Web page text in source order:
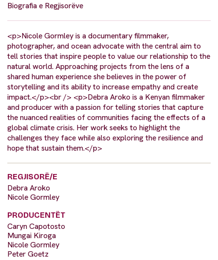
Biografia e Regjisorëve
<p>Nicole Gormley is a documentary filmmaker,
photographer, and ocean advocate with the central aim to
tell stories that inspire people to value our relationship to the
natural world. Approaching projects from the lens of a
shared human experience she believes in the power of
storytelling and its ability to increase empathy and create
impact.</p><br /> <p>Debra Aroko is a Kenyan filmmaker
and producer with a passion for telling stories that capture
the nuanced realities of communities facing the effects of a
global climate crisis. Her work seeks to highlight the
challenges they face while also exploring the resilience and
hope that sustain them.</p>
REGJISORË/E
Debra Aroko
Nicole Gormley
PRODUCENTËT
Caryn Capotosto
Mungai Kiroga
Nicole Gormley
Peter Goetz